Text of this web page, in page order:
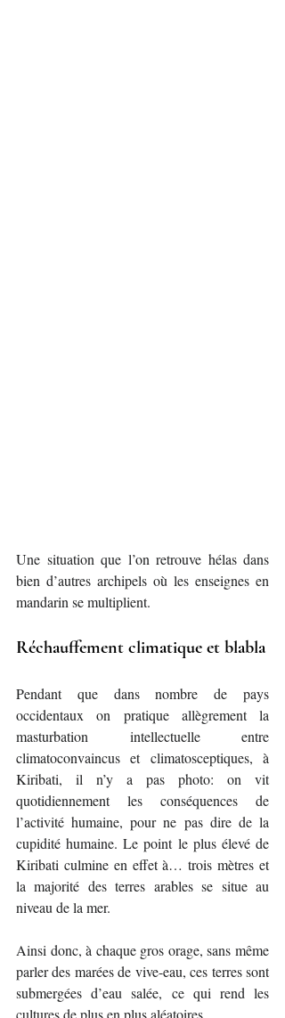
Une situation que l’on retrouve hélas dans
bien d’autres archipels où les enseignes en
mandarin se multiplient.
Réchauffement climatique et blabla
Pendant que dans nombre de pays
occidentaux on pratique allègrement la
masturbation intellectuelle entre
climatoconvaincus et climatosceptiques, à
Kiribati, il n’y a pas photo: on vit
quotidiennement les conséquences de
l’activité humaine, pour ne pas dire de la
cupidité humaine. Le point le plus élevé de
Kiribati culmine en effet à… trois mètres et
la majorité des terres arables se situe au
niveau de la mer.
Ainsi donc, à chaque gros orage, sans même
parler des marées de vive-eau, ces terres sont
submergées d’eau salée, ce qui rend les
cultures de plus en plus aléatoires.